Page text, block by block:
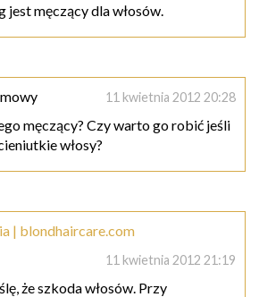
jest męczący dla włosów.
11 kwietnia 2012 20:28
męczący? Czy warto go robić jeśli
włosy?
| blondhaircare.com
11 kwietnia 2012 21:19
że szkoda włosów. Przy